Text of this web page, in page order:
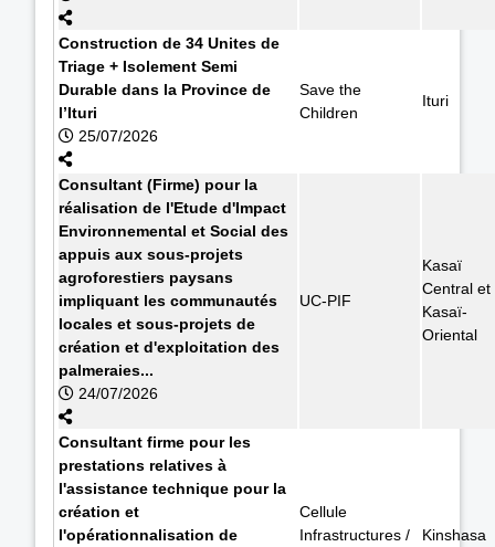
Construction de 34 Unites de
Triage + Isolement Semi
Durable dans la Province de
l’Ituri
25/07/2026
Save the
Children
Ituri
Consultant (Firme) pour la
réalisation de l'Etude d'Impact
Environnemental et Social des
appuis aux sous-projets
agroforestiers paysans
impliquant les communautés
locales et sous-projets de
création et d'exploitation des
palmeraies...
24/07/2026
UC-PIF
Kasaï
Central et
Kasaï-
Oriental
Consultant firme pour les
prestations relatives à
l'assistance technique pour la
création et
l'opérationnalisation de
Cellule
Infrastructures /
Kinshasa